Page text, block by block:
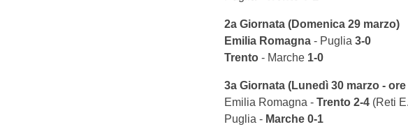
2a Giornata (Domenica 29 marzo)
Emilia Romagna - Puglia3-0
Trento - Marche 1-0
3a Giornata (Lunedì 30 marzo - ore
Emilia Romagna -Trento 2-4 (Reti
Puglia - Marche 0-1